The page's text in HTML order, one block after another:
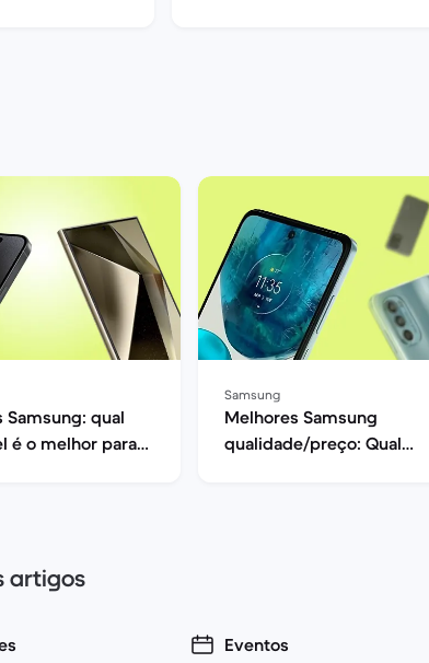
Samsung: qual
é o melhor para
Samsung
Melhores Samsung
qualidade/preço: Qual
artigos
Eventos